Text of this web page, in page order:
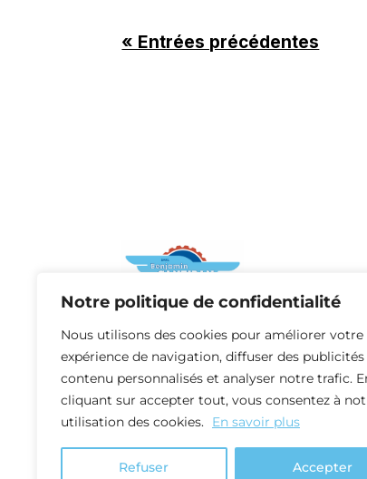
Notre politique de confidentialité
Nous utilisons des cookies pour améliorer votre
expérience de navigation, diffuser des
contenu personnalisés et analyser notre trafic.
cliquant sur accepter tout, vous consentez à
utilisation des cookies. En savoir plus
Refuser Accepter
« Entrées précédentes